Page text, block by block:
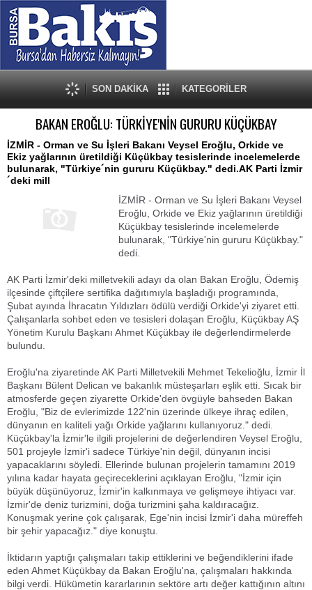
SON DAKİKA KATEGORİLER
BAKAN EROĞLU: TÜRKİYE'NİN GURURU KÜÇÜKBAY
İZMİR - Orman ve Su İşleri Bakanı Veysel Eroğlu, Orkide ve
Ekiz yağlarının üretildiği Küçükbay tesislerinde incelemelerde
bulunarak, "Türkiye´nin gururu Küçükbay." dedi.AK Parti İzmir
´deki mill
İZMİR - Orman ve Su İşleri Bakanı Veysel
Eroğlu, Orkide ve Ekiz yağlarının üretildiği
Küçükbay tesislerinde incelemelerde
bulunarak, "Türkiye'nin gururu Küçükbay."
dedi.
AK Parti İzmir'deki milletvekili adayı da olan Bakan Eroğlu, Ödemiş
ilçesinde çiftçilere sertifika dağıtımıyla başladığı programında,
Şubat ayında İhracatın Yıldızları ödülü verdiği Orkide'yi ziyaret etti.
Çalışanlarla sohbet eden ve tesisleri dolaşan Eroğlu, Küçükbay AŞ
Yönetim Kurulu Başkanı Ahmet Küçükbay ile değerlendirmelerde
bulundu.
Eroğlu'na ziyaretinde AK Parti Milletvekili Mehmet Tekelioğlu, İzmir İl
Başkanı Bülent Delican ve bakanlık müsteşarları eşlik etti. Sıcak bir
atmosferde geçen ziyarette Orkide'den övgüyle bahseden Bakan
Eroğlu, "Biz de evlerimizde 122'nin üzerinde ülkeye ihraç edilen,
dünyanın en kaliteli yağı Orkide yağlarını kullanıyoruz." dedi.
Küçükbay'la İzmir'le ilgili projelerini de değerlendiren Veysel Eroğlu,
501 projeyle İzmir'i sadece Türkiye'nin değil, dünyanın incisi
yapacaklarını söyledi. Ellerinde bulunan projelerin tamamını 2019
yılına kadar hayata geçireceklerini açıklayan Eroğlu, "İzmir için
büyük düşünüyoruz, İzmir'in kalkınmaya ve gelişmeye ihtiyacı var.
İzmir'de deniz turizmini, doğa turizmini şaha kaldıracağız.
Konuşmak yerine çok çalışarak, Ege'nin incisi İzmir'i daha müreffeh
bir şehir yapacağız." diye konuştu.
İktidarın yaptığı çalışmaları takip ettiklerini ve beğendiklerini ifade
eden Ahmet Küçükbay da Bakan Eroğlu'na, çalışmaları hakkında
bilgi verdi. Hükümetin kararlarının sektöre artı değer kattığının altını